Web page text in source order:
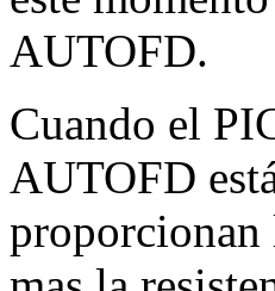
AUTOFD.
Cuando el
AUTOFD